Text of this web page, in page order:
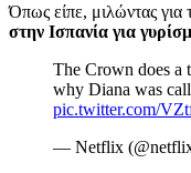
Όπως είπε, μιλώντας για
στην Ισπανία για
The Crown does a
why Diana was
pic.twitter.com/
— Netflix